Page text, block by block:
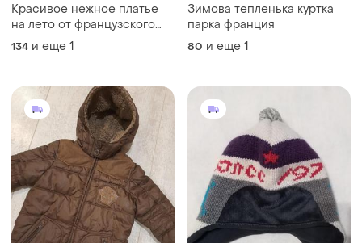
Красивое нежное платье
на лето от французского
бренда на девочку 8-10 лет
134 и еще 1
Зимова тепленька куртка
парка франция
80 и еще 1